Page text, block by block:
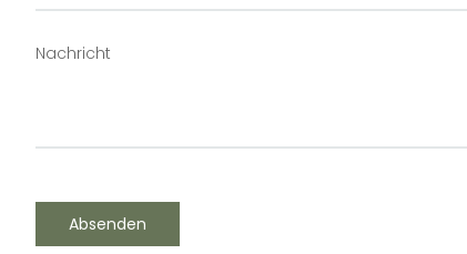
Nachricht